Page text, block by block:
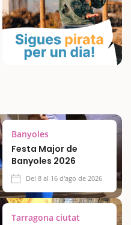
Banyoles
Festa Major de
Banyoles 2026
Del 8 al 16 d'ago de 2026
Tarragona ciutat